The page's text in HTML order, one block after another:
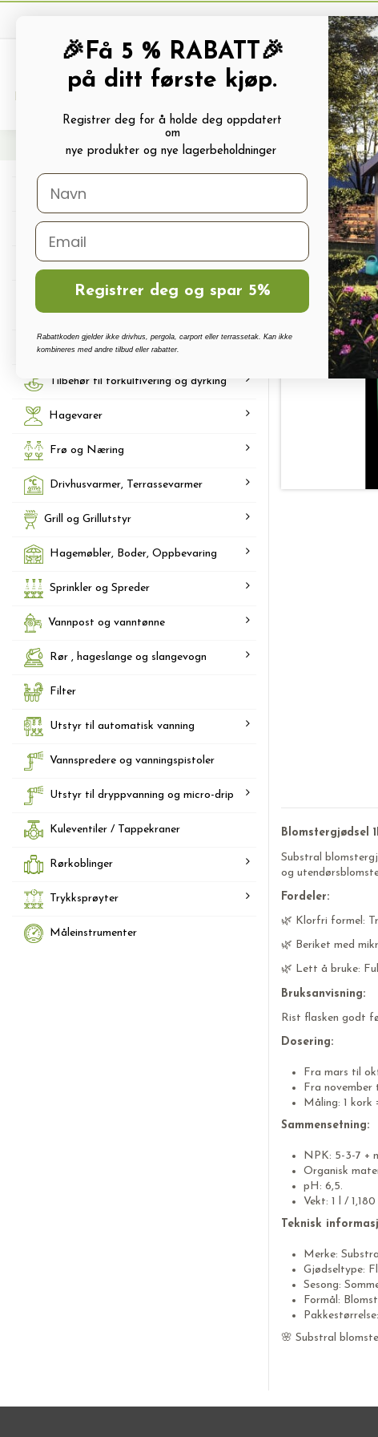
PRODUKTKATALOG ALLE
Næring Og Gjødsel Næring Blomstergjødsel 1L
Blomstergjødsel
Substral
og
Fordeler:
🌿 Klorfri formel:
🌿 Beriket med
🌿 Lett å bruke:
Bruksanvisning:
Rist flasken godt
Dosering:
Fra mars til
Fra november
Måling: 1 kork
Sammensetning:
NPK: 5-3-7 +
Organisk
pH: 6,5.
Vekt: 1 l / 1,180
Teknisk
Merke:
Gjødseltype:
Sesong:
Formål:
🌸 Substral
Drivhus
Polykarbonat, Glass Og Tilbehør
Terrassetak, Pergola, Hagestuer,
Carport
Drivhus vanningssett
Tilbehør til forkultivering og dyrking
Hagevarer
Frø og Næring
Drivhusvarmer, Terrassevarmer
Grill og Grillutstyr
Hagemøbler, Boder, Oppbevaring
Sprinkler og Spreder
Vannpost og vanntønne
Rør , hageslange og slangevogn
Filter
Utstyr til automatisk vanning
Vannspredere og vanningspistoler
Utstyr til dryppvanning og micro-drip
Kuleventiler / Tappekraner
Rørkoblinger
Trykksprøyter
Måleinstrumenter
🎉Få 5 % RABATT🎉
på ditt første kjøp.
Registrer deg for å holde deg oppdatert
om
nye produkter og nye lagerbeholdninger
Registrer deg og spar 5%
Rabattkoden gjelder ikke drivhus, pergola, carport eller terrassetak. Kan ikke
kombineres med andre tilbud eller rabatter.